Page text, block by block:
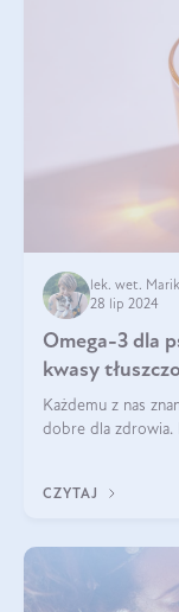
lek. wet.
28 lip 2024
Omega-3 dla
kwasy
Każdemu z nas
dobre dla zdrowia.
CZYTAJ